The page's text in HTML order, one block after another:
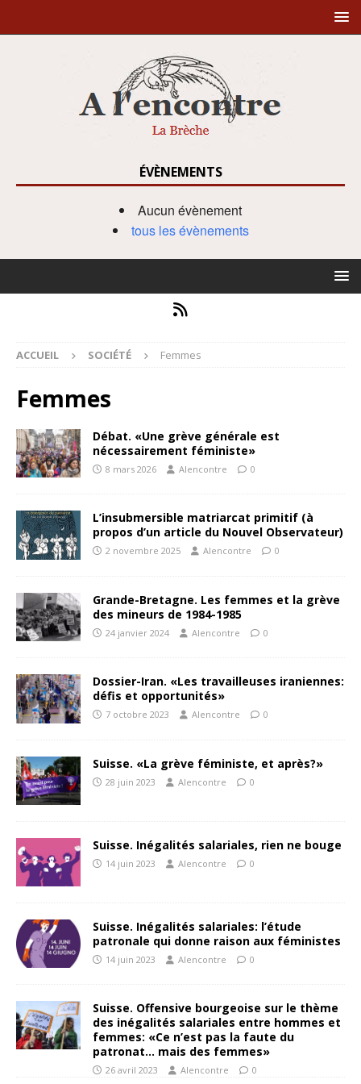
ÉVÈNEMENTS
Aucun évènement
tous les évènements
ACCUEIL SOCIÉTÉ Femmes
Femmes
Débat. «Une grève générale est
nécessairement féministe»
8 mars 2026 Alencontre 0
L’insubmersible matriarcat primitif (à
propos d’un article du Nouvel Observateur)
2 novembre 2025 Alencontre 0
Grande-Bretagne. Les femmes et la grève
des mineurs de 1984-1985
24 janvier 2024 Alencontre 0
Dossier-Iran. «Les travailleuses iraniennes:
défis et opportunités»
7 octobre 2023 Alencontre 0
Suisse. «La grève féministe, et après?»
28 juin 2023 Alencontre 0
Suisse. Inégalités salariales, rien ne bouge
14 juin 2023 Alencontre 0
Suisse. Inégalités salariales: l’étude
patronale qui donne raison aux féministes
14 juin 2023 Alencontre 0
Suisse. Offensive bourgeoise sur le thème
des inégalités salariales entre hommes et
femmes: «Ce n’est pas la faute du
patronat… mais des femmes»
26 avril 2023 Alencontre 0